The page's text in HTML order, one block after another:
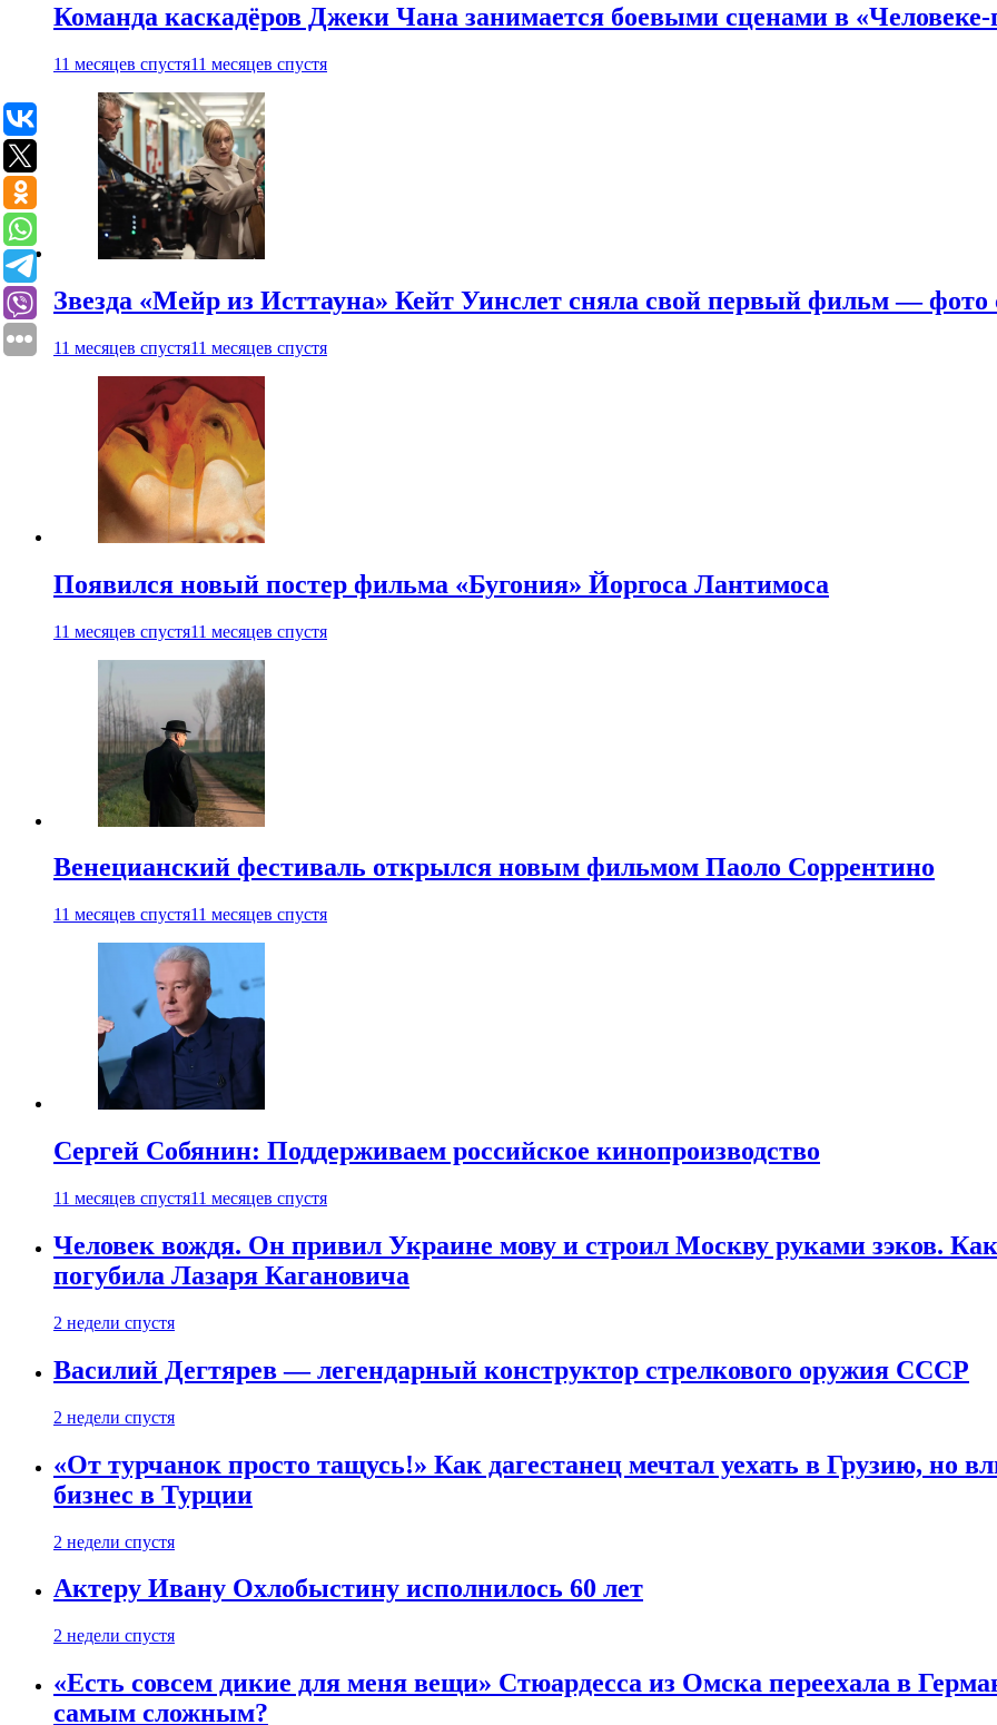
Команда каскадёров Джеки Чана занимается боевыми сценами в «Человеке-
11 месяцев спустя11 месяцев спустя
Звезда «Мейр из Исттауна» Кейт Уинслет сняла свой первый фильм — фото
11 месяцев спустя11 месяцев спустя
Появился новый постер фильма «Бугония» Йоргоса Лантимоса
11 месяцев спустя11 месяцев спустя
Венецианский фестиваль открылся новым фильмом Паоло Соррентино
11 месяцев спустя11 месяцев спустя
Сергей Собянин: Поддерживаем российское кинопроизводство
11 месяцев спустя11 месяцев спустя
Человек вождя. Он привил Украине мову и строил Москву руками зэков.
погубила Лазаря Кагановича
2 недели спустя
Василий Дегтярев — легендарный конструктор стрелкового оружия СССР
2 недели спустя
«От турчанок просто тащусь!» Как дагестанец мечтал уехать в Грузию, но
бизнес в Турции
2 недели спустя
Актеру Ивану Охлобыстину исполнилось 60 лет
2 недели спустя
«Есть совсем дикие для меня вещи» Стюардесса из Омска переехала в
самым сложным?